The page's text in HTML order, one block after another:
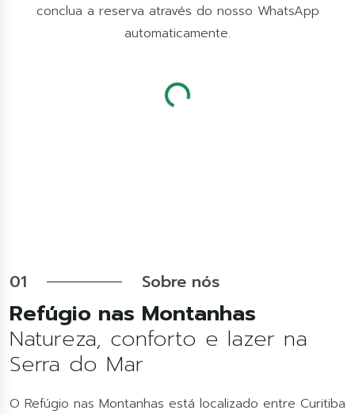
conclua a reserva através do nosso WhatsApp
automaticamente.
Carregando...
01 Sobre nós
Refúgio nas Montanhas
Natureza, conforto e lazer na
Serra do Mar
O Refúgio nas Montanhas está localizado entre Curitiba